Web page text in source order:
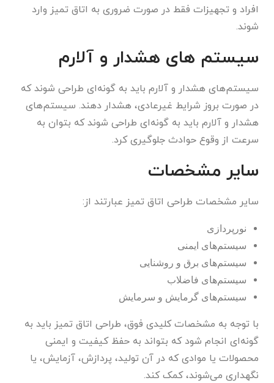
افراد و تجهیزات فقط در صورت ضروری به اتاق تمیز وارد
شوند.
سیستم‌ های هشدار و آلارم
سیستم‌های هشدار و آلارم باید به گونه‌ای طراحی شوند که
در صورت بروز شرایط غیرعادی، هشدار دهند. سیستم‌های
هشدار و آلارم باید به گونه‌ای طراحی شوند که بتوان به
سرعت از وقوع حوادث جلوگیری کرد.
سایر مشخصات
سایر مشخصات طراحی اتاق تمیز عبارتند از:
نورپردازی
سیستم‌های ایمنی
سیستم‌های برق و روشنایی
سیستم‌های فاضلاب
سیستم‌های گرمایش و سرمایش
با توجه به مشخصات کلیدی فوق، طراحی اتاق تمیز باید به
گونه‌ای انجام شود که بتواند به حفظ کیفیت و ایمنی
محصولات یا موادی که در آن تولید، پردازش، آزمایش، یا
نگهداری می‌شوند، کمک کند.